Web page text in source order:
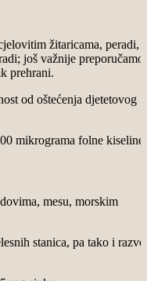
žitaricama, peradi,
još važnije preporučamo
prehrani.
od oštećenja djetetovog
mikrograma folne kiseline.
mesu, morskim
stanica, pa tako i